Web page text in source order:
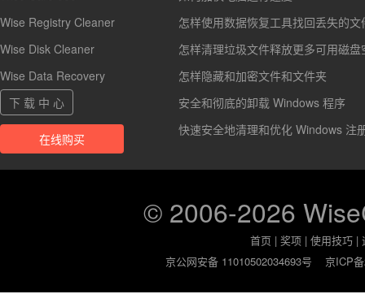
Wise Registry Cleaner
Wise Disk Cleaner
Wise Data Recovery
下 载 中 心
在线购买
怎样使用数据恢复工具找回丢失的文
怎样清理垃圾文件释放更多可用磁盘
怎样隐藏和加密文件和文件夹
安全和彻底的卸载 Windows 程序
快速安全地清理和优化 Windows 注
© 2006-2026
首页 |奖项 |使用技巧 |
京公网安备 11010502034693号
京ICP